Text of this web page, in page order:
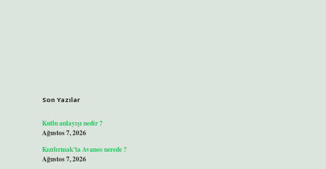
Son Yazılar
Kutlu anlayışı nedir ?
Ağustos 7, 2026
Kızılırmak’ta Avanos nerede ?
Ağustos 7, 2026